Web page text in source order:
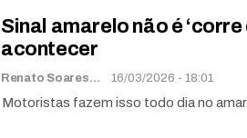
Sinal amarelo não é
acontecer
Renato Soares 16/03/2026 - 18:01
Motoristas fazem isso todo dia no